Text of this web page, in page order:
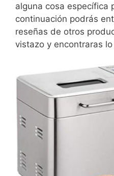
alguna cosa específica
continuación podrás
reseñas de otros
vistazo y encontraras